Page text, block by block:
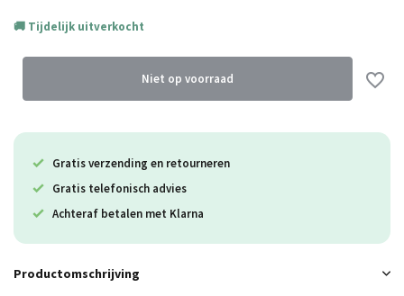
Tijdelijk uitverkocht
Niet op voorraad
Gratis verzending en retourneren
Gratis telefonisch advies
Achteraf betalen met Klarna
Productomschrijving